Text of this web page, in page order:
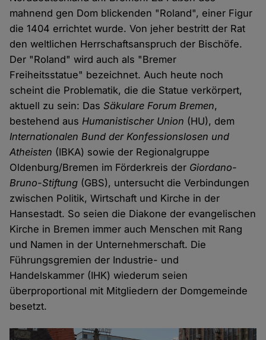
mahnend gen Dom blickenden "Roland", einer Figur
die 1404 errichtet wurde. Von jeher bestritt der Rat
den weltlichen Herrschaftsanspruch der Bischöfe.
Der "Roland" wird auch als "Bremer
Freiheitsstatue" bezeichnet. Auch heute noch
scheint die Problematik, die die Statue verkörpert,
aktuell zu sein: DasSäkulare Forum Bremen,
bestehend ausHumanistischer Union (HU), dem
Internationalen Bund der Konfessionslosen und
Atheisten (IBKA) sowie der Regionalgruppe
Oldenburg/Bremen im Förderkreis der Giordano-
Bruno-Stiftung (GBS), untersucht die Verbindungen
zwischen Politik, Wirtschaft und Kirche in der
Hansestadt. So seien die Diakone der evangelischen
Kirche in Bremen immer auch Menschen mit Rang
und Namen in der Unternehmerschaft. Die
Führungsgremien der Industrie- und
Handelskammer (IHK) wiederum seien
überproportional mit Mitgliedern der Domgemeinde
besetzt.